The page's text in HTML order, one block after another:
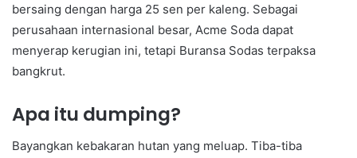
bersaing dengan harga 25 sen per kaleng. Sebagai
perusahaan internasional besar, Acme Soda dapat
menyerap kerugian ini, tetapi Buransa Sodas terpaksa
bangkrut.
Apa itu dumping?
Bayangkan kebakaran hutan yang meluap. Tiba-tiba